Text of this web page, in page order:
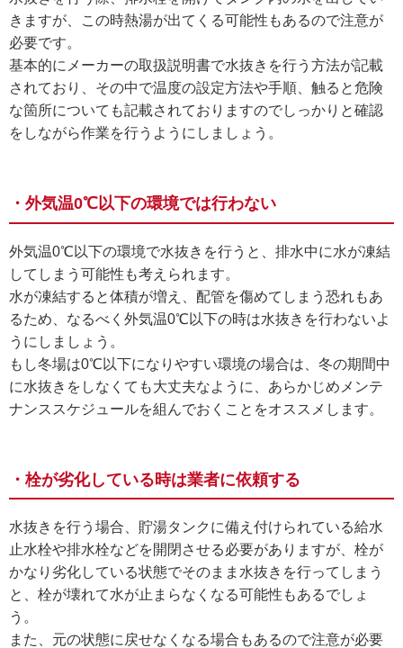
きますが、この時熱湯が出てくる可能性もあるので注意が
必要です。
基本的にメーカーの取扱説明書で水抜きを行う方法が記載
されており、その中で温度の設定方法や手順、触ると危険
な箇所についても記載されておりますのでしっかりと確認
をしながら作業を行うようにしましょう。
・外気温0℃以下の環境では行わない
外気温0℃以下の環境で水抜きを行うと、排水中に水が凍結
してしまう可能性も考えられます。
水が凍結すると体積が増え、配管を傷めてしまう恐れもあ
るため、なるべく外気温0℃以下の時は水抜きを行わないよ
うにしましょう。
もし冬場は0℃以下になりやすい環境の場合は、冬の期間中
に水抜きをしなくても大丈夫なように、あらかじめメンテ
ナンススケジュールを組んでおくことをオススメします。
・栓が劣化している時は業者に依頼する
水抜きを行う場合、貯湯タンクに備え付けられている給水
止水栓や排水栓などを開閉させる必要がありますが、栓が
かなり劣化している状態でそのまま水抜きを行ってしまう
と、栓が壊れて水が止まらなくなる可能性もあるでしょ
う。
また、元の状態に戻せなくなる場合もあるので注意が必要